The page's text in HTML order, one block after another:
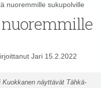
nuoremmille sukupolville
Jari15.2.2022
näyttävät Tähkä-